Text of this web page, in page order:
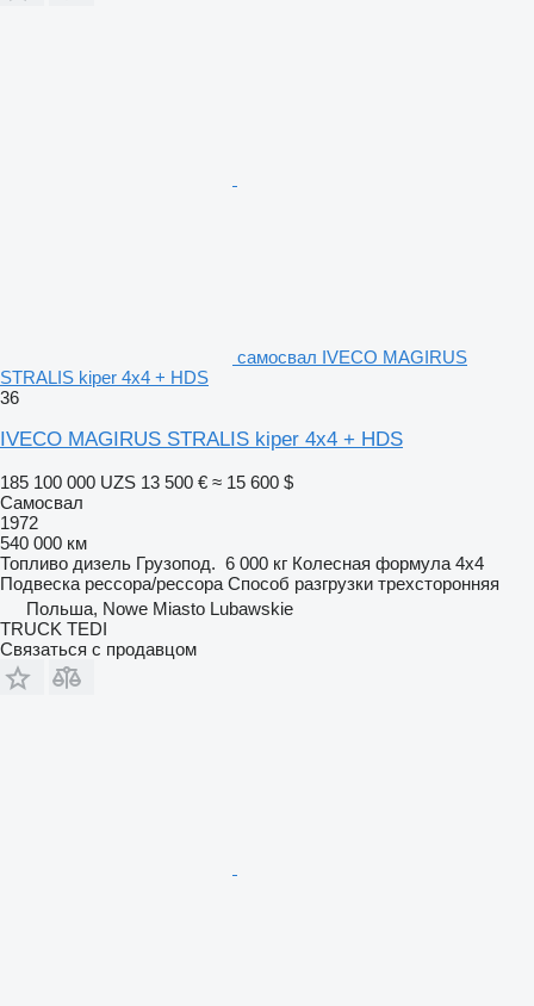
самосвал IVECO MAGIRUS
STRALIS kiper 4x4 + HDS
36
IVECO MAGIRUS STRALIS kiper 4x4 + HDS
185 100 000 UZS 13 500 € ≈ 15 600 $
Самосвал
1972
540 000 км
Топливо дизель Грузопод. 6 000 кг Колесная формула 4x4
Подвеска рессора/рессора Способ разгрузки трехсторонняя
Польша, Nowe Miasto Lubawskie
TRUCK TEDI
Связаться с продавцом